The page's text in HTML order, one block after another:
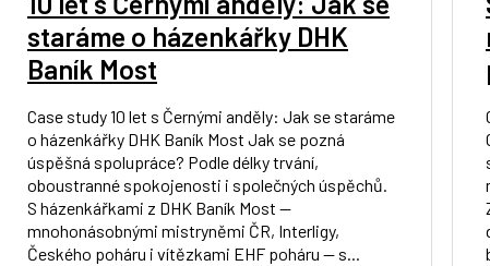
staráme o házenkářky DHK
Baník Most
Case study 10 let s Černými anděly: Jak se staráme
o házenkářky DHK Baník Most Jak se pozná
úspěšná spolupráce? Podle délky trvání,
oboustranné spokojenosti i společných úspěchů.
S házenkářkami z DHK Baník Most —
mnohonásobnými mistryněmi ČR, Interligy,
Českého poháru i vítězkami EHF poháru — s...